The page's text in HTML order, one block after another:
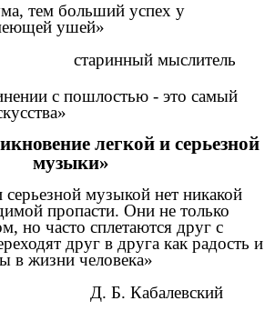
тем больший успех у
ушей»
старинный мыслитель
с пошлостью - это самый
легкой и серьезной
музыки»
музыкой нет никакой
пропасти. Они не только
но часто сплетаются друг с
друг в друга как радость и
в жизни человека»
Д. Б. Кабалевский